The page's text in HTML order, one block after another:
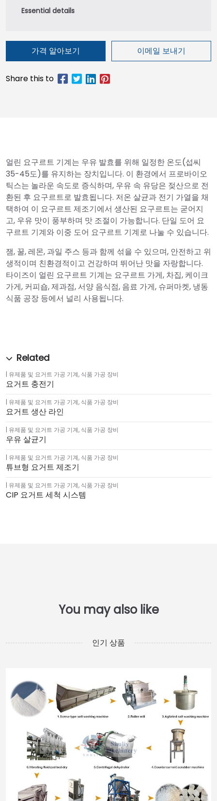
가격 알아보기 이메일 보내기
얼린 요구르트 기계는 우유 발효를 위해 일정한 온도(섭씨
35-45도)를 유지하는 장치입니다. 이 환경에서 프로바이오
틱스는 놀라운 속도로 증식하며, 우유 속 유당은 젖산으로 전
환된 후 요구르트로 발효됩니다. 저온 살균과 전기 가열을 채
택하여 이 요구르트 제조기에서 생산된 요구르트는 굳어지
고, 우유 맛이 풍부하며 맛 조절이 가능합니다. 단일 도어 요
구르트 기계와 이중 도어 요구르트 기계로 나눌 수 있습니다.
잼, 꿀, 레몬, 과일 주스 등과 함께 섞을 수 있으며, 안전하고 위
생적이며 친환경적이고 건강하며 뛰어난 맛을 자랑합니다.
타이즈이 얼린 요구르트 기계는 요구르트 가게, 차집, 케이크
가게, 커피숍, 제과점, 서양 음식점, 음료 가게, 슈퍼마켓, 냉동
식품 공장 등에서 널리 사용됩니다.
유제품 및 요거트 가공 기계, 식품 가공 장비
요거트 충전기
유제품 및 요거트 가공 기계, 식품 가공 장비
요거트 생산 라인
유제품 및 요거트 가공 기계, 식품 가공 장비
우유 살균기
유제품 및 요거트 가공 기계, 식품 가공 장비
튜브형 요거트 제조기
유제품 및 요거트 가공 기계, 식품 가공 장비
CIP 요거트 세척 시스템
인기 상품